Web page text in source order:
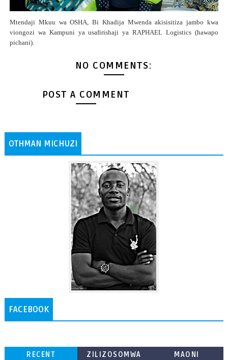
Mtendaji Mkuu wa OSHA, Bi Khadija Mwenda akisisitiza jambo kwa
viongozi wa Kampuni ya usafirishaji ya RAPHAEL Logistics (hawapo
pichani).
NO COMMENTS:
POST A COMMENT
OTHMAN MICHUZI
FACEBOOK
RECENT
ZILIZOSOMWA
MAONI